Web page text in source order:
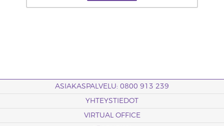
ASIAKASPALVELU: 0800 913 239
YHTEYSTIEDOT
VIRTUAL OFFICE